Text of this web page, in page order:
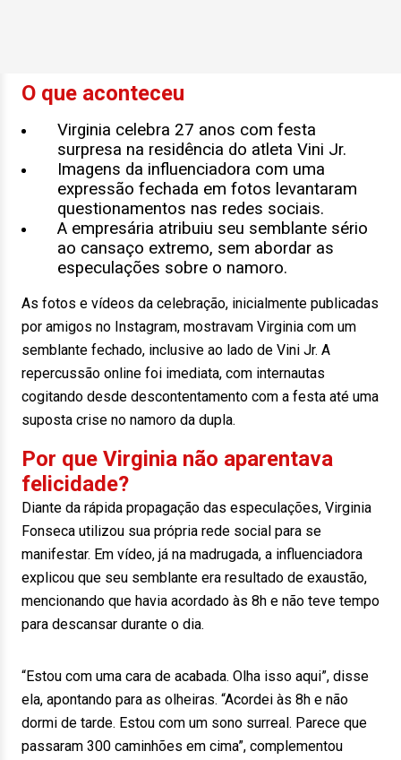
O que aconteceu
Virginia celebra 27 anos com festa
surpresa na residência do atleta Vini Jr.
Imagens da influenciadora com uma
expressão fechada em fotos levantaram
questionamentos nas redes sociais.
A empresária atribuiu seu semblante sério
ao cansaço extremo, sem abordar as
especulações sobre o namoro.
As fotos e vídeos da celebração, inicialmente publicadas
por amigos no Instagram, mostravam Virginia com um
semblante fechado, inclusive ao lado de Vini Jr. A
repercussão online foi imediata, com internautas
cogitando desde descontentamento com a festa até uma
suposta crise no namoro da dupla.
Por que Virginia não aparentava
felicidade?
Diante da rápida propagação das especulações, Virginia
Fonseca utilizou sua própria rede social para se
manifestar. Em vídeo, já na madrugada, a influenciadora
explicou que seu semblante era resultado de exaustão,
mencionando que havia acordado às 8h e não teve tempo
para descansar durante o dia.
“Estou com uma cara de acabada. Olha isso aqui”, disse
ela, apontando para as olheiras. “Acordei às 8h e não
dormi de tarde. Estou com um sono surreal. Parece que
passaram 300 caminhões em cima”, complementou